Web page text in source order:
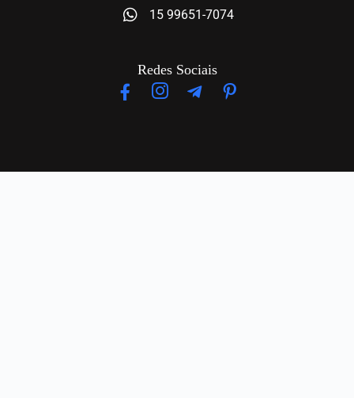
15 99651-7074
Redes Sociais